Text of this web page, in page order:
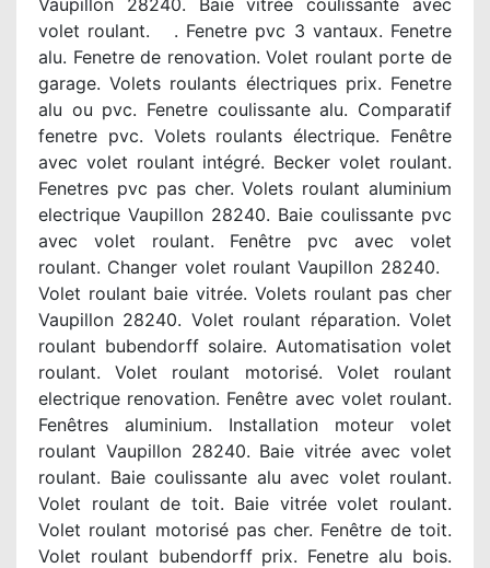
Vaupillon 28240. Baie vitrée coulissante avec
volet roulant. . Fenetre pvc 3 vantaux. Fenetre
alu. Fenetre de renovation. Volet roulant porte de
garage. Volets roulants électriques prix. Fenetre
alu ou pvc. Fenetre coulissante alu. Comparatif
fenetre pvc. Volets roulants électrique. Fenêtre
avec volet roulant intégré. Becker volet roulant.
Fenetres pvc pas cher. Volets roulant aluminium
electrique Vaupillon 28240. Baie coulissante pvc
avec volet roulant. Fenêtre pvc avec volet
roulant. Changer volet roulant Vaupillon 28240.
Volet roulant baie vitrée. Volets roulant pas cher
Vaupillon 28240. Volet roulant réparation. Volet
roulant bubendorff solaire. Automatisation volet
roulant. Volet roulant motorisé. Volet roulant
electrique renovation. Fenêtre avec volet roulant.
Fenêtres aluminium. Installation moteur volet
roulant Vaupillon 28240. Baie vitrée avec volet
roulant. Baie coulissante alu avec volet roulant.
Volet roulant de toit. Baie vitrée volet roulant.
Volet roulant motorisé pas cher. Fenêtre de toit.
Volet roulant bubendorff prix. Fenetre alu bois.